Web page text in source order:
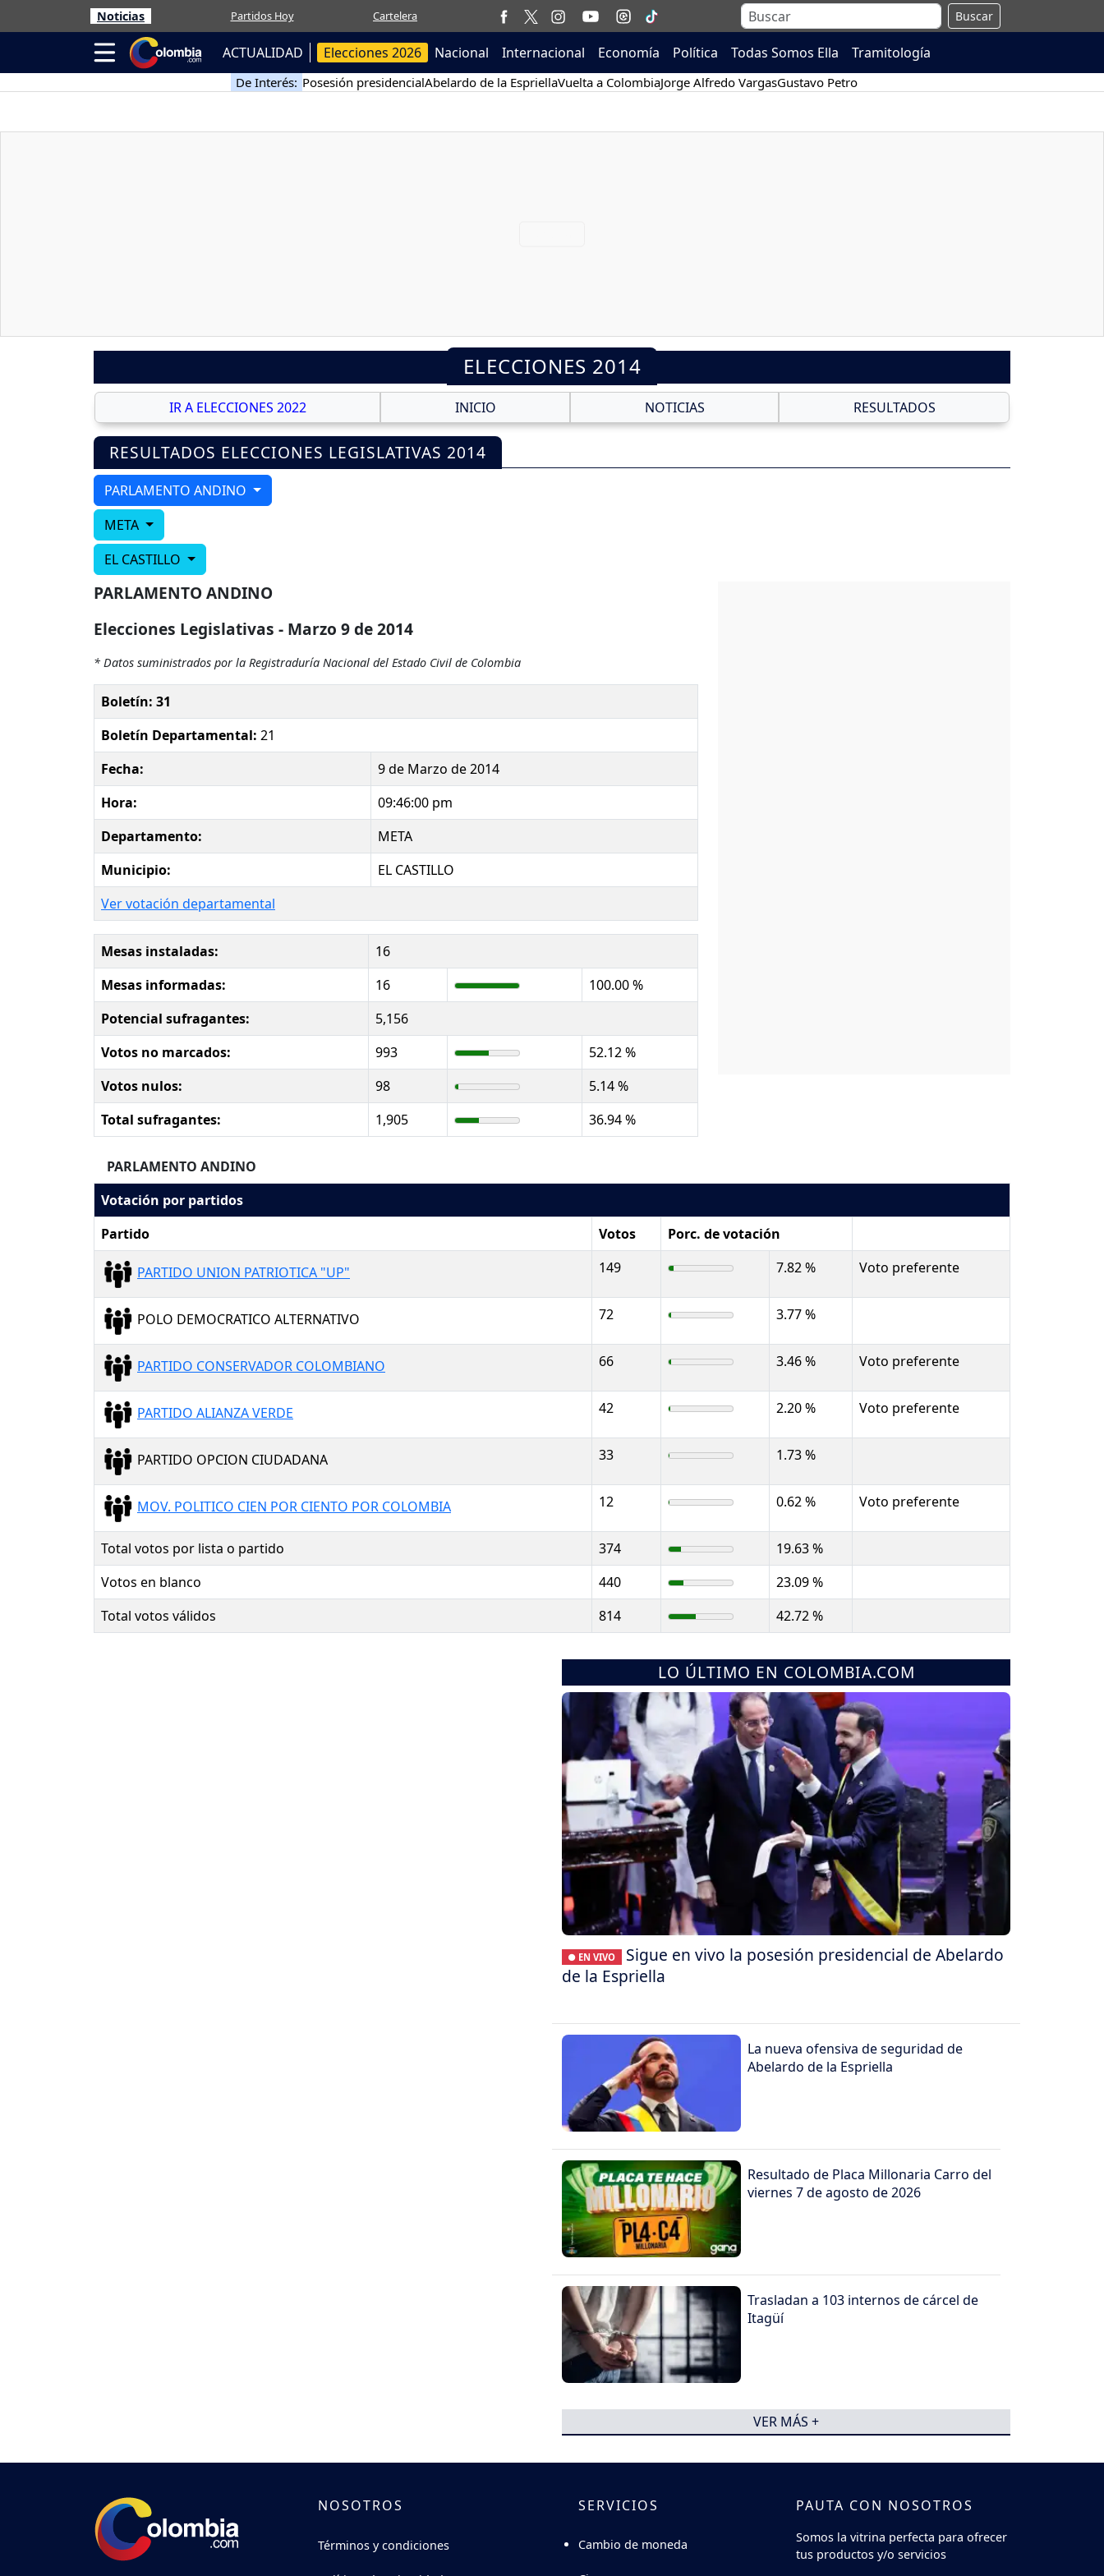
Noticias Partidos Hoy Cartelera Buscar
ACTUALIDAD Elecciones 2026 Nacional Internacional Economía Política Todas Somos Ella Tramitología
De Interés: Posesión presidencialAbelardo de la EspriellaVuelta a ColombiaJorge Alfredo VargasGustavo Petro
ELECCIONES 2014
IR A ELECCIONES 2022 INICIO NOTICIAS RESULTADOS
RESULTADOS ELECCIONES LEGISLATIVAS 2014
PARLAMENTO ANDINO
META
EL CASTILLO
PARLAMENTO ANDINO
Elecciones Legislativas - Marzo 9 de 2014
* Datos suministrados por la Registraduría Nacional del Estado Civil de Colombia
Boletín: 31
Boletín Departamental: 21
Fecha:
9 de Marzo de 2014
Hora:
09:46:00 pm
Departamento:
META
Municipio:
EL CASTILLO
Ver votación departamental
Mesas instaladas:
16
Mesas informadas:
16
100.00 %
Potencial sufragantes:
5,156
Votos no marcados:
993
52.12 %
Votos nulos:
98
5.14 %
Total sufragantes:
1,905 36.94 %
PARLAMENTO ANDINO
Votación por partidos
Partido
Votos Porc. de votación
PARTIDO UNION PATRIOTICA "UP" 149 7.82 % Voto preferente
POLO DEMOCRATICO ALTERNATIVO 72 3.77 %
PARTIDO CONSERVADOR COLOMBIANO 66 3.46 % Voto preferente
PARTIDO ALIANZA VERDE 42 2.20 % Voto preferente
PARTIDO OPCION CIUDADANA 33 1.73 %
MOV. POLITICO CIEN POR CIENTO POR COLOMBIA 12 0.62 % Voto preferente
Total votos por lista o partido 374
19.63 %
Votos en blanco
440
23.09 %
Total votos válidos
814 42.72 %
LO ÚLTIMO EN COLOMBIA.COM
● EN VIVO
Sigue en vivo la posesión presidencial de Abelardo
de la Espriella
La nueva ofensiva de seguridad de
Abelardo de la Espriella
Resultado de Placa Millonaria Carro del
viernes 7 de agosto de 2026
Trasladan a 103 internos de cárcel de
Itagüí
VER MÁS +
NOSOTROS
Términos y condiciones
SERVICIOS
Cambio de moneda
PAUTA CON NOSOTROS
Somos la vitrina perfecta para ofrecer
tus productos y/o servicios